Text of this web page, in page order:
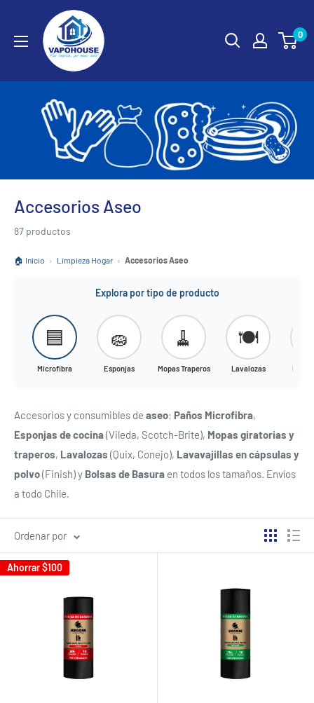
directamente
vapohouse
0
Accesorios Aseo
87 productos
🏠 Inicio › Limpieza Hogar › Accesorios Aseo
Explora por tipo de producto
🟦
Microfibra
🧽
Esponjas
🧹
Mopas Traperos
🍽️
Lavalozas
Accesorios y consumibles de aseo: Paños Microfibra,
Esponjas de cocina(Vileda, Scotch-Brite), Mopas giratorias y
traperos, Lavalozas (Quix, Conejo), Lavavajillas en cápsulas y
polvo(Finish) y Bolsas de Basura en todos los tamaños. Envíos
a todo Chile.
Ordenar por
Ahorrar$100